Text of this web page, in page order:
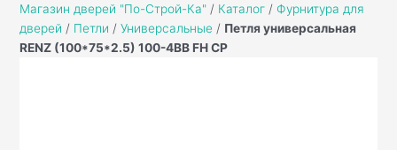
Магазин дверей "По-Строй-Ка"/ Каталог/ Фурнитура для
дверей / Петли / Универсальные / Петля универсальная
RENZ (100*75*2.5) 100-4BB FH CP